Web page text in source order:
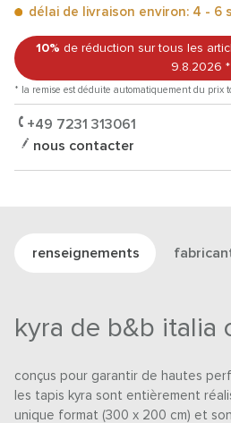
délai de livraison environ: 4 - 6
10% de réduction sur tous les
9.8.2026 *
* la remise est déduite automatiquement du prix
+49 7231 313061
nous contacter
renseignements
kyra de b&b italia
conçus pour garantir de hautes
les tapis kyra sont entièrement
unique format (300 x 200 cm) et